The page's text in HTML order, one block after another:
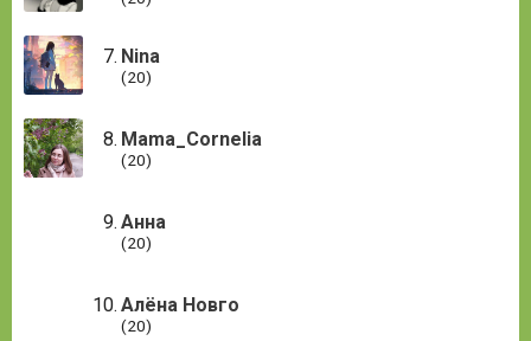
Nina
(20)
Mama_Cornelia
(20)
Анна
(20)
Алёна Новго
(20)